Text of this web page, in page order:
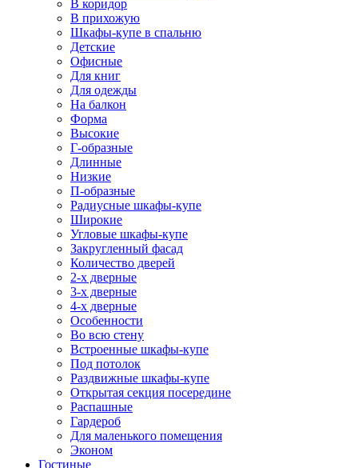
В коридор
В прихожую
Шкафы-купе в спальню
Детские
Офисные
Для книг
Для одежды
На балкон
Форма
Высокие
Г-образные
Длинные
Низкие
П-образные
Радиусные шкафы-купе
Широкие
Угловые шкафы-купе
Закругленный фасад
Количество дверей
2-х дверные
3-х дверные
4-х дверные
Особенности
Во всю стену
Встроенные шкафы-купе
Под потолок
Раздвижные шкафы-купе
Открытая секция посередине
Распашные
Гардероб
Для маленького помещения
Эконом
Гостиные